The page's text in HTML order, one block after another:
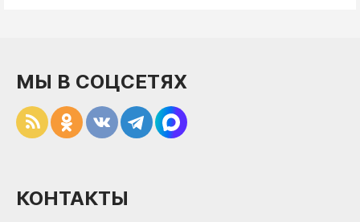
МЫ В СОЦСЕТЯХ
КОНТАКТЫ